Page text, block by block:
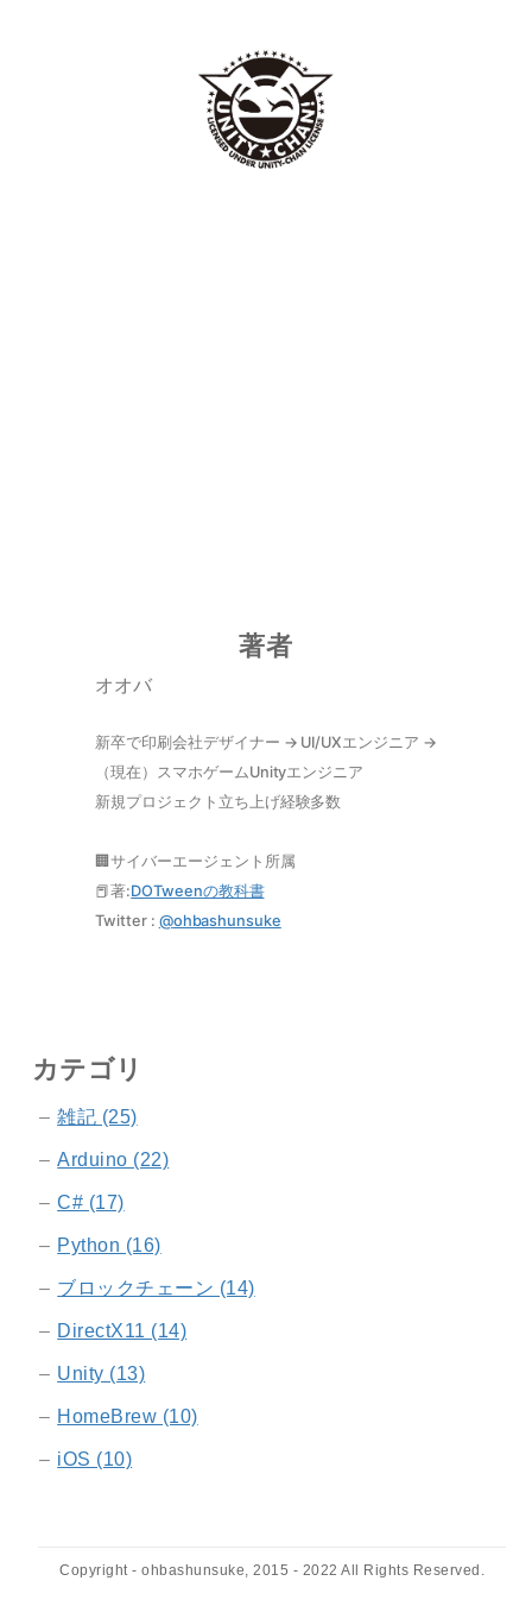
著者
オオバ
新卒で印刷会社デザイナー → UI/UXエンジニア →
（現在）スマホゲームUnityエンジニア
新規プロジェクト立ち上げ経験多数
🏢サイバーエージェント所属
📕著:DOTweenの教科書
Twitter : @ohbashunsuke
カテゴリ
雑記 (25)
Arduino (22)
C# (17)
Python (16)
ブロックチェーン (14)
DirectX11 (14)
Unity (13)
HomeBrew (10)
iOS (10)
Copyright - ohbashunsuke, 2015 - 2022 All Rights Reserved.